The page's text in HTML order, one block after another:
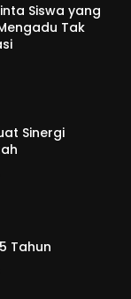
Siswa yang
Tak
Sinergi
Tahun